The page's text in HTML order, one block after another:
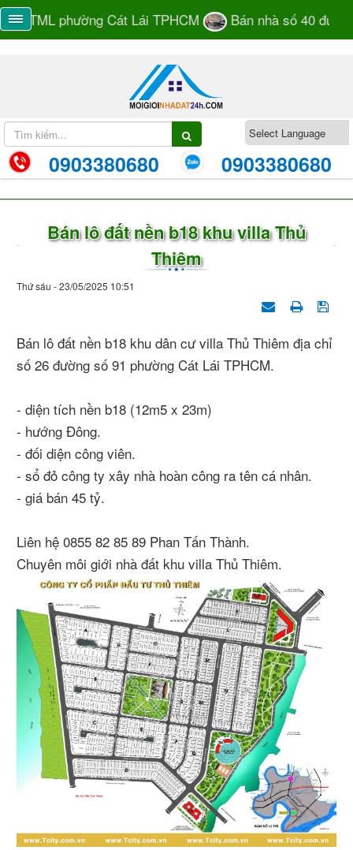
TML phường Cát Lái TPHCM Bán nhà số 40 đường
0903380680 0903380680
Bán lô đất nền b18 khu villa Thủ
Thiêm
Thứ sáu - 23/05/2025 10:51
Bán lô đất nền b18 khu dân cư villa Thủ Thiêm địa chỉ
số 26 đường số 91 phường Cát Lái TPHCM.
- diện tích nền b18 (12m5 x 23m)
- hướng Đông.
- đối diện công viên.
- sổ đỏ công ty xây nhà hoàn công ra tên cá nhân.
- giá bán 45 tỷ.
Liên hệ 0855 82 85 89 Phan Tấn Thành.
Chuyên môi giới nhà đất khu villa Thủ Thiêm.